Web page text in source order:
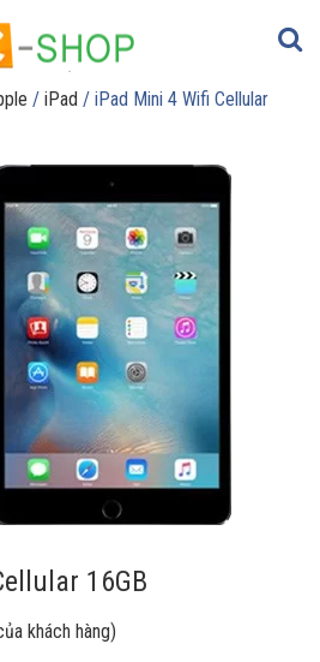
/ iPad / iPad Mini 4 Wifi Cellular
16GB
khách hàng)